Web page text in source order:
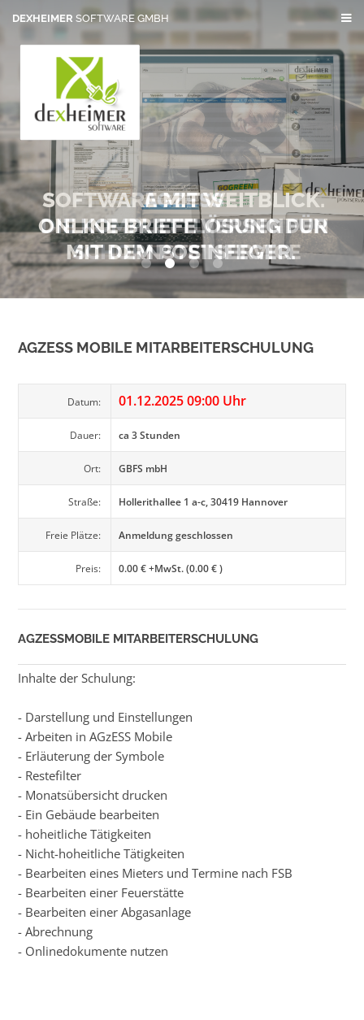
DEXHEIMER SOFTWARE GMBH
AGZESS
DIE KOMPLETTLÖSUNG FÜR
SCHORNSTEINFEGER.
SOFTWARE MIT WEITBLICK.
ONLINE BRIEFE VERSENDEN
MIT DEM POSTSERVICE
0 1 2 3
AGZESS MOBILE MITARBEITERSCHULUNG
Datum: 01.12.2025 09:00 Uhr
Dauer: ca 3 Stunden
Ort: GBFS mbH
Straße: Hollerithallee 1 a-c, 30419 Hannover
Freie Plätze: Anmeldung geschlossen
Preis: 0.00 € +MwSt. (0.00 € )
AGZESSMOBILE MITARBEITERSCHULUNG
Inhalte der Schulung:
- Darstellung und Einstellungen
- Arbeiten in AGzESS Mobile
- Erläuterung der Symbole
- Restefilter
- Monatsübersicht drucken
- Ein Gebäude bearbeiten
- hoheitliche Tätigkeiten
- Nicht-hoheitliche Tätigkeiten
- Bearbeiten eines Mieters und Termine nach FSB
- Bearbeiten einer Feuerstätte
- Bearbeiten einer Abgasanlage
- Abrechnung
- Onlinedokumente nutzen